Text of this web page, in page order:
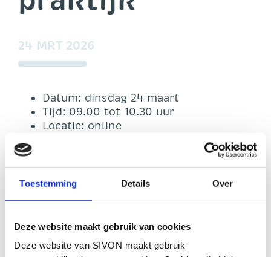
Toestemming Details Over
Deze website maakt gebruik van cookies
Deze website van SIVON maakt gebruik
24 MRT 2026
Datum: dinsdag 24 maart
Tijd: 09.00 tot 10.30 uur
Locatie: online
Tijdens deze compacte, online sessie praat
Ludo Huisman (Manager Inkoop SIVON)
het Netwerk Inkoop bij over recente, voor
schoolbesturen relevante jurisprudentie.
Relevante uitspraken worden nader
toegelicht, zodat jij daar in jouw